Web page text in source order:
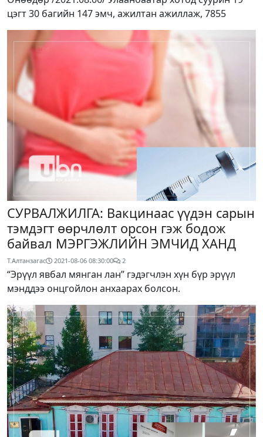
цэгт 30 багийн 147 эмч, ажилтан ажиллаж, 7855
СУРВАЛЖИЛГА: Вакцинаас үүдэн сарын
тэмдэгт өөрчлөлт орсон гэж бодож
байвал МЭРГЭЖЛИЙН ЭМЧИД ХАНД
Т.Алтанзагас 2021-08-06 08:30:00 2
“Эрүүл явбал мянган лан” гэдэгчлэн хүн бүр эрүүл
мэнддээ онцгойлон анхаарах болсон.